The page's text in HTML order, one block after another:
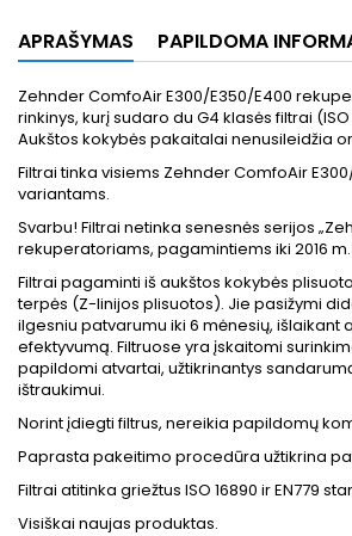
APRAŠYMAS PAPILDOMA
Zehnder ComfoAir E300/E350/E400
rinkinys, kurį sudaro du G4 klasės filtrai
Aukštos kokybės pakaitalai nenusileidžia
Filtrai tinka visiems Zehnder ComfoAir
variantams.
Svarbu! Filtrai netinka senesnės serijos
rekuperatoriams, pagamintiems iki 2016
Filtrai pagaminti iš aukštos kokybės
terpės (Z-linijos plisuotos). Jie pasižymi
ilgesniu patvarumu iki 6 mėnesių, išlaikant
efektyvumą. Filtruose yra įskaitomi
papildomi atvartai, užtikrinantys
ištraukimui.
Norint įdiegti filtrus, nereikia papildomų
Paprasta pakeitimo procedūra užtikrina
Filtrai atitinka griežtus ISO 16890 ir EN779
Visiškai naujas produktas.